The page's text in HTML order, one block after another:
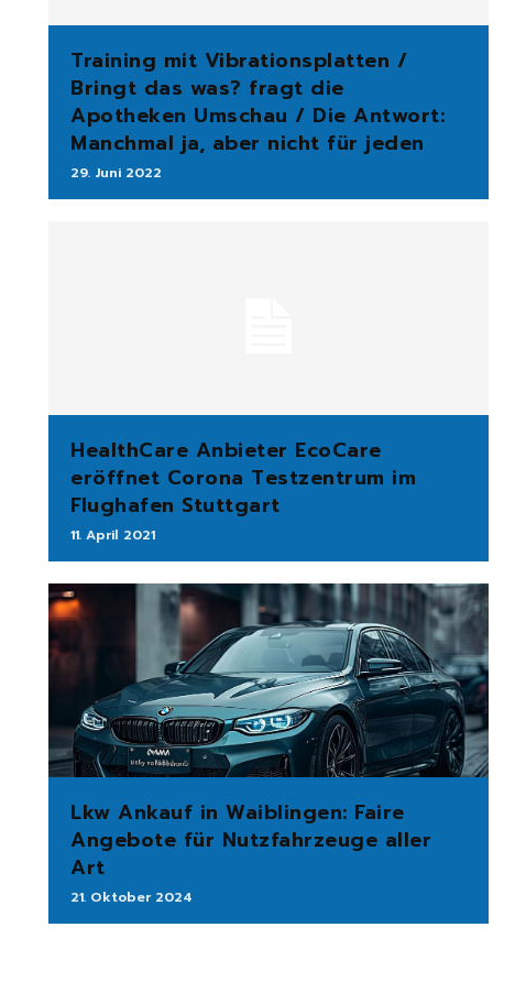
Training mit Vibrationsplatten /
Bringt das was? fragt die
Apotheken Umschau / Die Antwort:
Manchmal ja, aber nicht für jeden
29. Juni 2022
HealthCare Anbieter EcoCare
eröffnet Corona Testzentrum im
Flughafen Stuttgart
11. April 2021
Lkw Ankauf in Waiblingen: Faire
Angebote für Nutzfahrzeuge aller
Art
21. Oktober 2024